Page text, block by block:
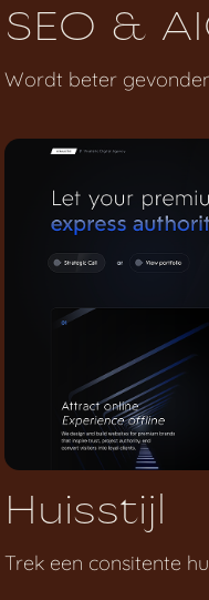
SEO &
Wordt beter
Huisstijl
Trek een consitente